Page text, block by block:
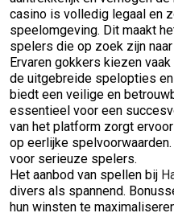
casino is volledig legaal en
speelomgeving. Dit maakt
spelers die op zoek zijn
Ervaren gokkers kiezen
de uitgebreide spelopties
biedt een veilige en
essentieel voor een
van het platform zorgt
op eerlijke
voor serieuze spelers.
Het aanbod van spellen bij
divers als spannend.
hun winsten te